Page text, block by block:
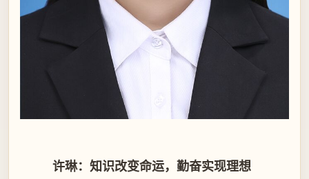
许琳：知识改变命运，勤奋实现理想